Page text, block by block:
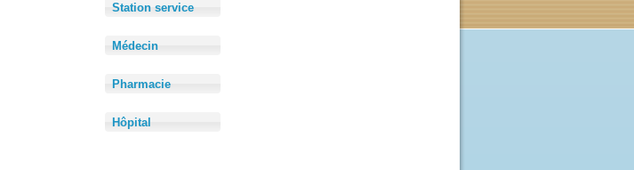
Station service
Médecin
Pharmacie
Hôpital